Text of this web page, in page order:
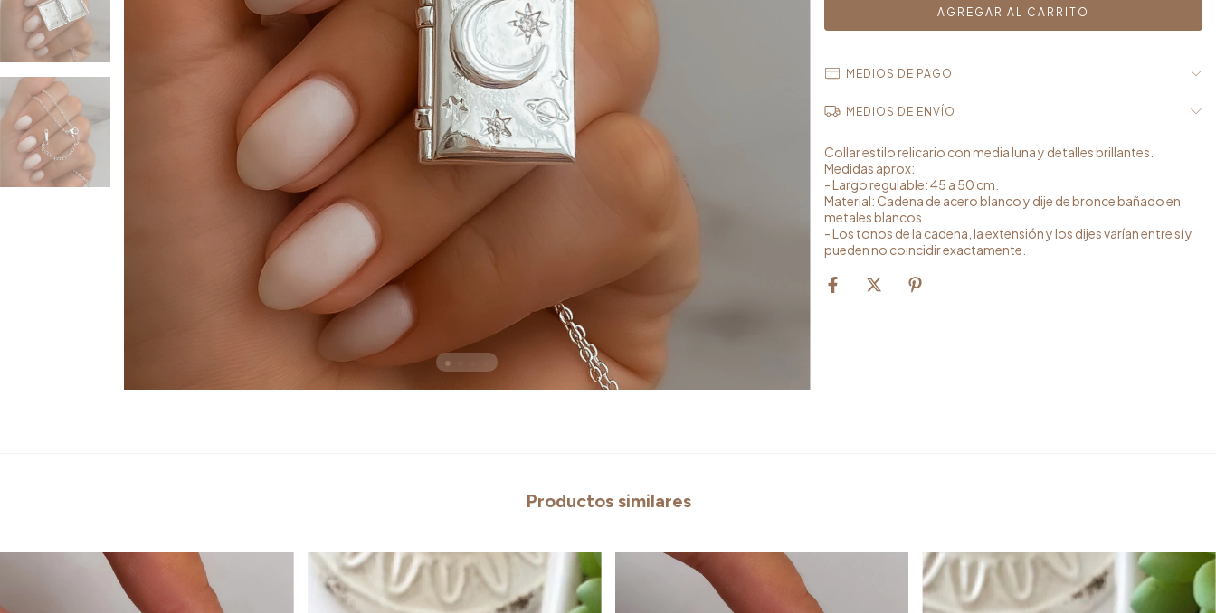
MEDIOS DE PAGO
MEDIOS DE ENVÍO
Collar estilo relicario con media luna y detalles brillantes.
Medidas aprox:
- Largo regulable: 45 a 50 cm.
Material: Cadena de acero blanco y dije de bronce bañado en
metales blancos.
- Los tonos de la cadena, la extensión y los dijes varían entre sí y
pueden no coincidir exactamente.
Productos similares